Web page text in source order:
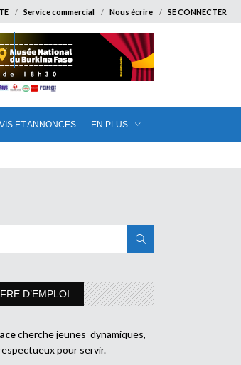
Service commercial Nous écrire SE CONNECTER
ET ANNONCES EN PLUS
D’EMPLOI
cherche jeunes dynamiques,
pour servir.